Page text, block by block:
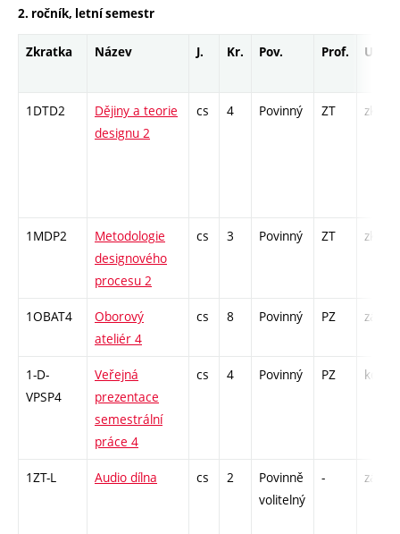
2. ročník, letní semestr
Zkratka Název J. Kr. Pov. Prof. Uk.
1DTD2
Dějiny a teorie
designu 2
cs 4 Povinný ZT zk
1MDP2
Metodologie
designového
procesu 2
cs 3 Povinný ZT zk
1OBAT4
Oborový
ateliér 4
cs 8 Povinný PZ zá
1-D-
VPSP4
Veřejná
prezentace
semestrální
práce 4
cs 4 Povinný PZ kol
1ZT-L Audio dílna cs 2
Povinně
volitelný
- zá